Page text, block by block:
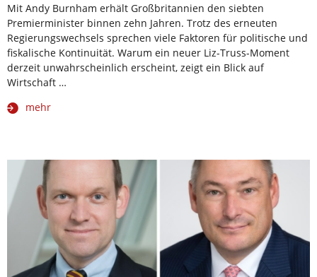
Mit Andy Burnham erhält Großbritannien den siebten
Premierminister binnen zehn Jahren. Trotz des erneuten
Regierungswechsels sprechen viele Faktoren für politische und
fiskalische Kontinuität. Warum ein neuer Liz-Truss-Moment
derzeit unwahrscheinlich erscheint, zeigt ein Blick auf
Wirtschaft …
mehr